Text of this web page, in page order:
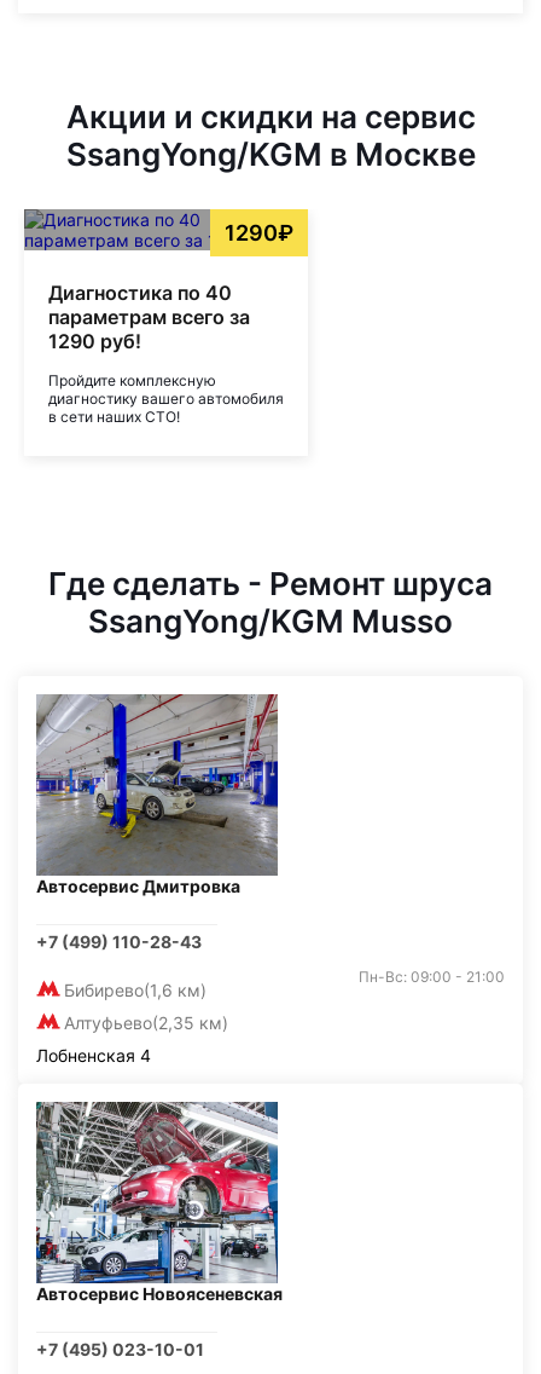
Акции и скидки на сервис
SsangYong/KGM в Москве
1290₽
Диагностика по 40
параметрам всего за
1290 руб!
Пройдите комплексную
диагностику вашего автомобиля
в сети наших СТО!
Где сделать - Ремонт шруса
SsangYong/KGM Musso
Автосервис Дмитровка
+7 (499) 110-28-43
Бибирево(1,6 км)
Алтуфьево(2,35 км)
Пн-Вс: 09:00 - 21:00
Лобненская 4
Автосервис Новоясеневская
+7 (495) 023-10-01